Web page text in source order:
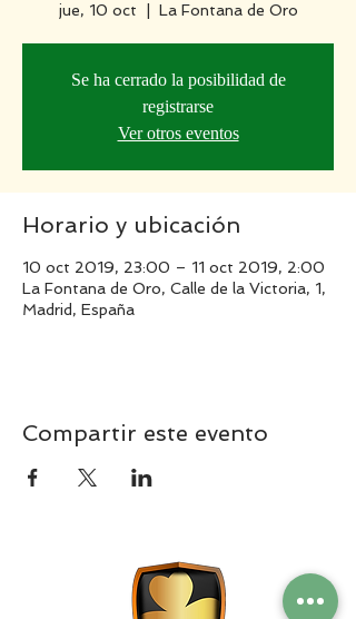
jue, 10 oct La Fontana de Oro
Se ha cerrado la posibilidad de
registrarse
Ver otros eventos
Horario y ubicación
10 oct 2019, 23:00 – 11 oct 2019, 2:00
La Fontana de Oro, Calle de la Victoria, 1,
Madrid, España
Compartir este evento